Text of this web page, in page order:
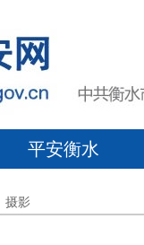
平安衡水
摄影